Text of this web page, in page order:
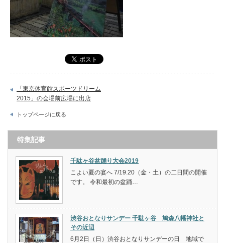
「東京体育館スポーツドリーム
2015」の会場前広場に出店
トップページに戻る
特集記事
千駄ヶ谷盆踊り大会2019
こよい夏の宴へ 7/19.20（金・土）の二日間の開催
です。 令和最初の盆踊…
渋谷おとなりサンデー 千駄ヶ谷 鳩森八幡神社と
その近辺
6月2日（日）渋谷おとなりサンデーの日 地域で